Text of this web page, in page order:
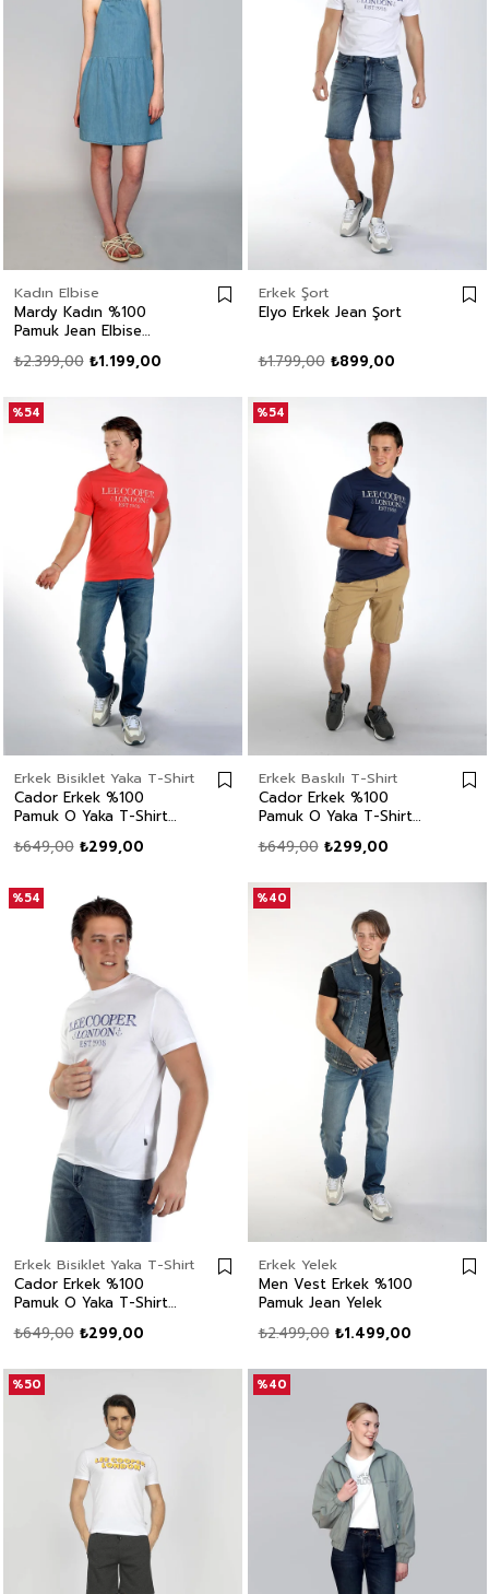
Kadın Elbise
Mardy Kadın %100
Pamuk Jean Elbise
₺1.199,00
₺2.399,00
Erkek Şort
Elyo Erkek Jean Şort
₺899,00
₺1.799,00
Erkek Bisiklet Yaka T-Shirt
Cador Erkek %100
Pamuk O Yaka T-Shirt
₺299,00
₺649,00
%54
Erkek Baskılı T-Shirt
Cador Erkek %100
Pamuk O Yaka T-Shirt
₺299,00
₺649,00
%54
Erkek Bisiklet Yaka T-Shirt
Cador Erkek %100
Pamuk O Yaka T-Shirt
₺299,00
₺649,00
%54
Erkek Yelek
Men Vest Erkek %100
Pamuk Jean Yelek
₺1.499,00
₺2.499,00
%40
%50 %40